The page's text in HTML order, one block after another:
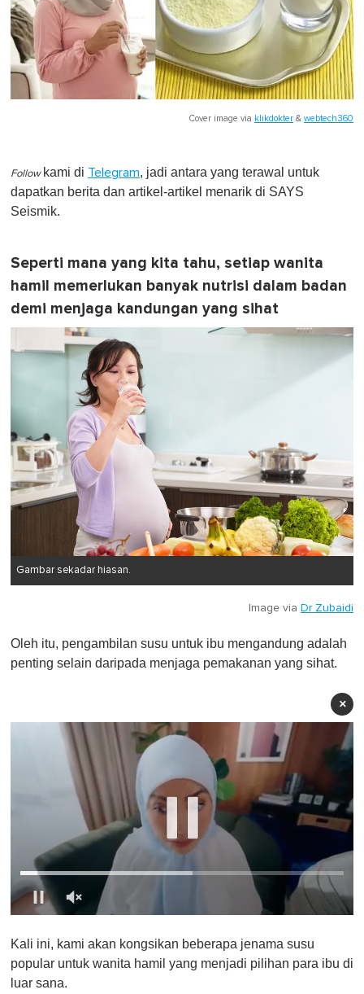
Cover image via klikdokter & webtech360
Follow kami di Telegram, jadi antara yang terawal untuk
dapatkan berita dan artikel-artikel menarik di SAYS
Seismik.
Seperti mana yang kita tahu, setiap wanita
hamil memerlukan banyak nutrisi dalam badan
demi menjaga kandungan yang sihat
Gambar sekadar hiasan.
Image via Dr Zubaidi
Oleh itu, pengambilan susu untuk ibu mengandung adalah
penting selain daripada menjaga pemakanan yang sihat.
×
f
1
m
i
Kali ini, kami akan kongsikan beberapa jenama susu
popular untuk wanita hamil yang menjadi pilihan para ibu di
luar sana.